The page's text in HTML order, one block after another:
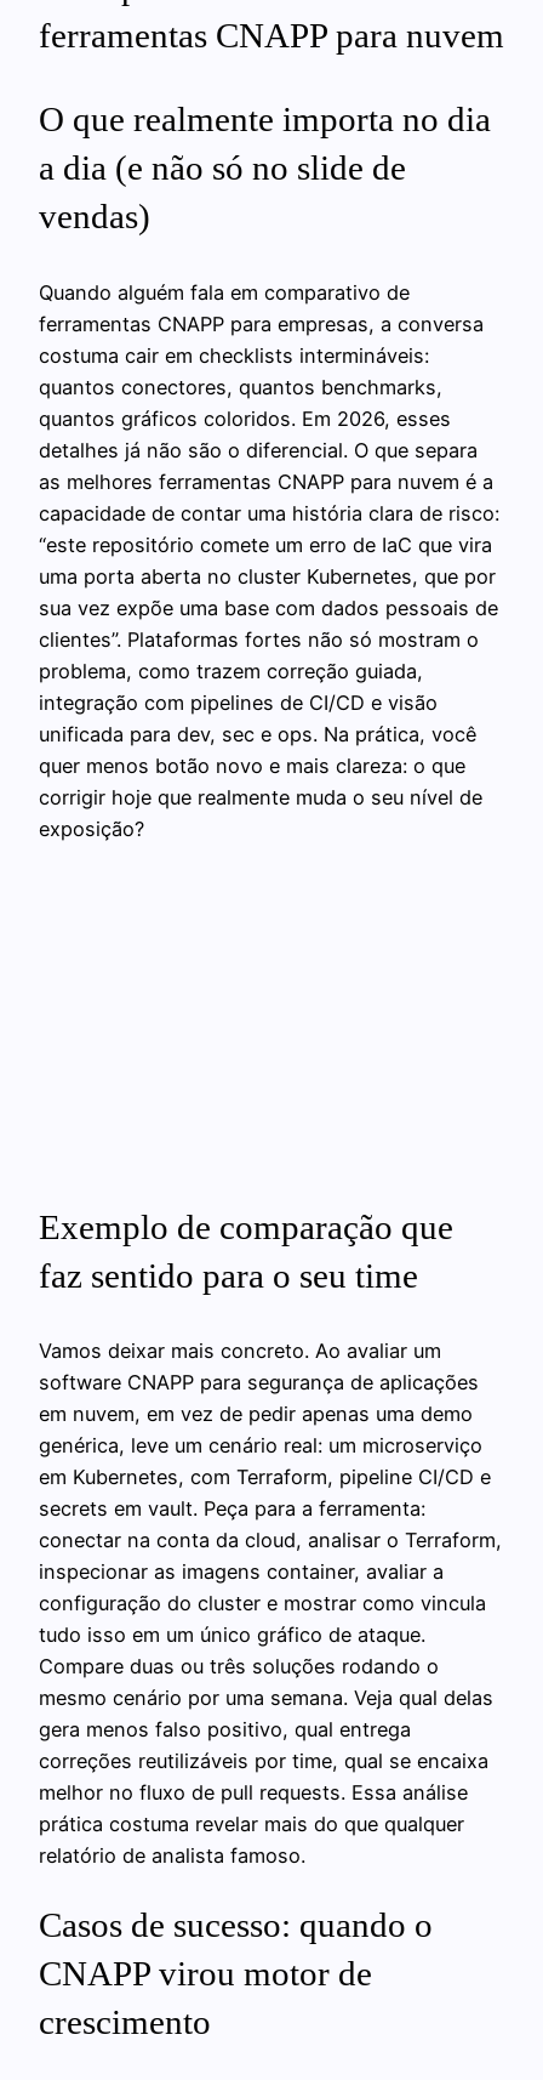
ferramentas CNAPP para nuvem
O que realmente importa no dia
a dia (e não só no slide de
vendas)
Quando alguém fala em comparativo de
ferramentas CNAPP para empresas, a conversa
costuma cair em checklists intermináveis:
quantos conectores, quantos benchmarks,
quantos gráficos coloridos. Em 2026, esses
detalhes já não são o diferencial. O que separa
as melhores ferramentas CNAPP para nuvem é a
capacidade de contar uma história clara de risco:
“este repositório comete um erro de IaC que vira
uma porta aberta no cluster Kubernetes, que por
sua vez expõe uma base com dados pessoais de
clientes”. Plataformas fortes não só mostram o
problema, como trazem correção guiada,
integração com pipelines de CI/CD e visão
unificada para dev, sec e ops. Na prática, você
quer menos botão novo e mais clareza: o que
corrigir hoje que realmente muda o seu nível de
exposição?
Exemplo de comparação que
faz sentido para o seu time
Vamos deixar mais concreto. Ao avaliar um
software CNAPP para segurança de aplicações
em nuvem, em vez de pedir apenas uma demo
genérica, leve um cenário real: um microserviço
em Kubernetes, com Terraform, pipeline CI/CD e
secrets em vault. Peça para a ferramenta:
conectar na conta da cloud, analisar o Terraform,
inspecionar as imagens container, avaliar a
configuração do cluster e mostrar como vincula
tudo isso em um único gráfico de ataque.
Compare duas ou três soluções rodando o
mesmo cenário por uma semana. Veja qual delas
gera menos falso positivo, qual entrega
correções reutilizáveis por time, qual se encaixa
melhor no fluxo de pull requests. Essa análise
prática costuma revelar mais do que qualquer
relatório de analista famoso.
Casos de sucesso: quando o
CNAPP virou motor de
crescimento